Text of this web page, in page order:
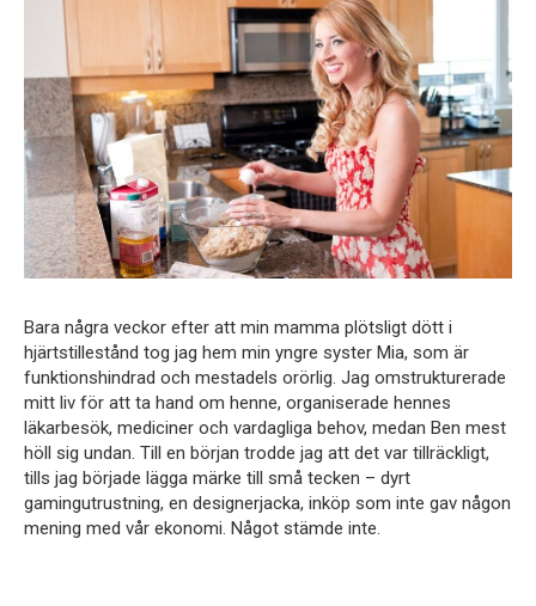
Bara några veckor efter att min mamma plötsligt dött i
hjärtstillestånd tog jag hem min yngre syster Mia, som är
funktionshindrad och mestadels orörlig. Jag omstrukturerade
mitt liv för att ta hand om henne, organiserade hennes
läkarbesök, mediciner och vardagliga behov, medan Ben mest
höll sig undan. Till en början trodde jag att det var tillräckligt,
tills jag började lägga märke till små tecken – dyrt
gamingutrustning, en designerjacka, inköp som inte gav någon
mening med vår ekonomi. Något stämde inte.